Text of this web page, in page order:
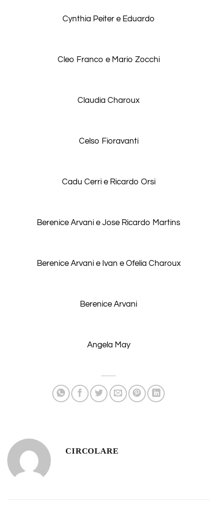
Cynthia Peiter e Eduardo
Cleo Franco e Mario Zocchi
Claudia Charoux
Celso Fioravanti
Cadu Cerri e Ricardo Orsi
Berenice Arvani e Jose Ricardo Martins
Berenice Arvani e Ivan e Ofelia Charoux
Berenice Arvani
Angela May
CIRCOLARE